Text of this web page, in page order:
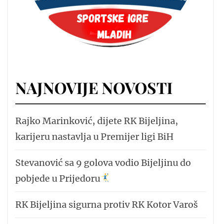
NAJNOVIJE NOVOSTI
Rajko Marinković, dijete RK Bijeljina,
karijeru nastavlja u Premijer ligi BiH
Stevanović sa 9 golova vodio Bijeljinu do
pobjede u Prijedoru
RK Bijeljina sigurna protiv RK Kotor Varoš